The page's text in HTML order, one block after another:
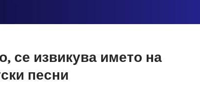
се извикува името на
песни